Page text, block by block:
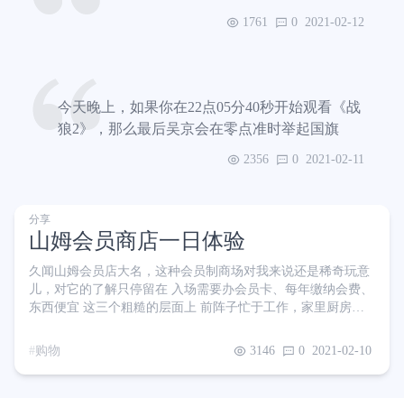
1761 0 2021-02-12
今天晚上，如果你在22点05分40秒开始观看《战
狼2》，那么最后吴京会在零点准时举起国旗
2356 0 2021-02-11
分享
山姆会员商店一日体验
久闻山姆会员店大名，这种会员制商场对我来说还是稀奇玩意
儿，对它的了解只停留在 入场需要办会员卡、每年缴纳会费、
东西便宜 这三个粗糙的层面上 前阵子忙于工作，家里厨房已
就想着去山姆逛逛大批量采购一波 会员卡 年费￥260，可以免
友平摊，相当于 ￥130 一张 下载山姆会员商店 app，填写身份
购物 3146 0 2021-02-10